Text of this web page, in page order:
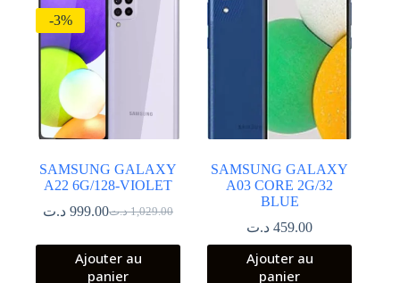
-3%
SAMSUNG GALAXY
A22 6G/128-VIOLET
1,029.00 د.ت
Le
initial
était :
999.00 د.ت
Le
actuel
est :
Ajouter au
panier
SAMSUNG GALAXY
A03 CORE 2G/32
BLUE
459.00 د.ت
Ajouter au
panier